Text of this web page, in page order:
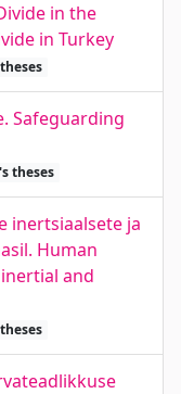
in the
in Turkey
Safeguarding
theses
inertsiaalsete ja
Human
and